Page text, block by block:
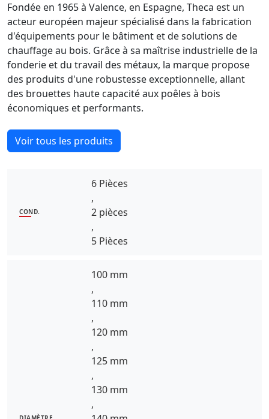
Fondée en 1965 à Valence, en Espagne, Theca est un
acteur européen majeur spécialisé dans la fabrication
d'équipements pour le bâtiment et de solutions de
chauffage au bois. Grâce à sa maîtrise industrielle de la
fonderie et du travail des métaux, la marque propose
des produits d'une robustesse exceptionnelle, allant
des brouettes haute capacité aux poêles à bois
économiques et performants.
Voir tous les produits
COND.
6 Pièces
,
2 pièces
,
5 Pièces
100 mm
,
110 mm
,
120 mm
,
125 mm
,
130 mm
,